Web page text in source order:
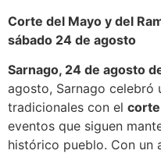
Corte del Mayo y del
sábado 24 de agosto
Sarnago, 24 de agosto
agosto, Sarnago celebró
tradicionales con el corte
eventos que siguen
histórico pueblo. Con un